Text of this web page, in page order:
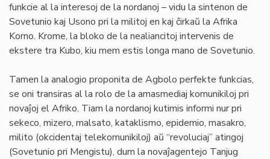
funkcie al la interesoj de la nordanoj – vidu la sintenon de
Sovetunio kaj Usono pri la militoj en kaj ĉirkaŭ la Afrika
Korno. Krome, la bloko de la nealiancitoj intervenis de
ekstere tra Kubo, kiu mem estis longa mano de Sovetunio.
Tamen la analogio proponita de Agbolo perfekte funkcias,
se oni transiras al la rolo de la amasmediaj komunikiloj pri
novaĵoj el Afriko. Tiam la nordanoj kutimis informi nur pri
sekeco, mizero, malsato, kataklismo, epidemio, masakro,
milito (okcidentaj telekomunikiloj) aŭ “revoluciaj” atingoj
(Sovetunio pri Mengistu), dum la novaĵagentejo Tanjug